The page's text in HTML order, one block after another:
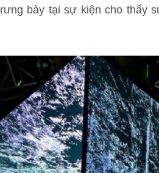
bày tại sự kiện cho thấy